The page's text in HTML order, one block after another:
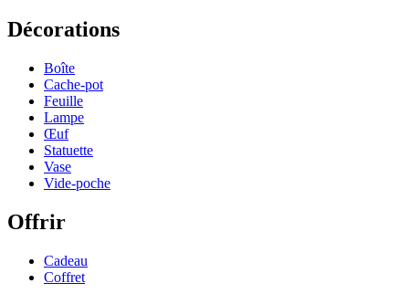
Décorations
Boîte
Cache-pot
Feuille
Lampe
Œuf
Statuette
Vase
Vide-poche
Offrir
Cadeau
Coffret